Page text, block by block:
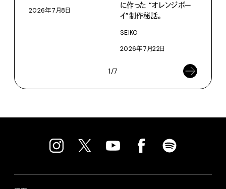
2026年7月8日
に作った “オレンジボー
イ”制作秘話。
SEIKO
2026年7月22日
1/7